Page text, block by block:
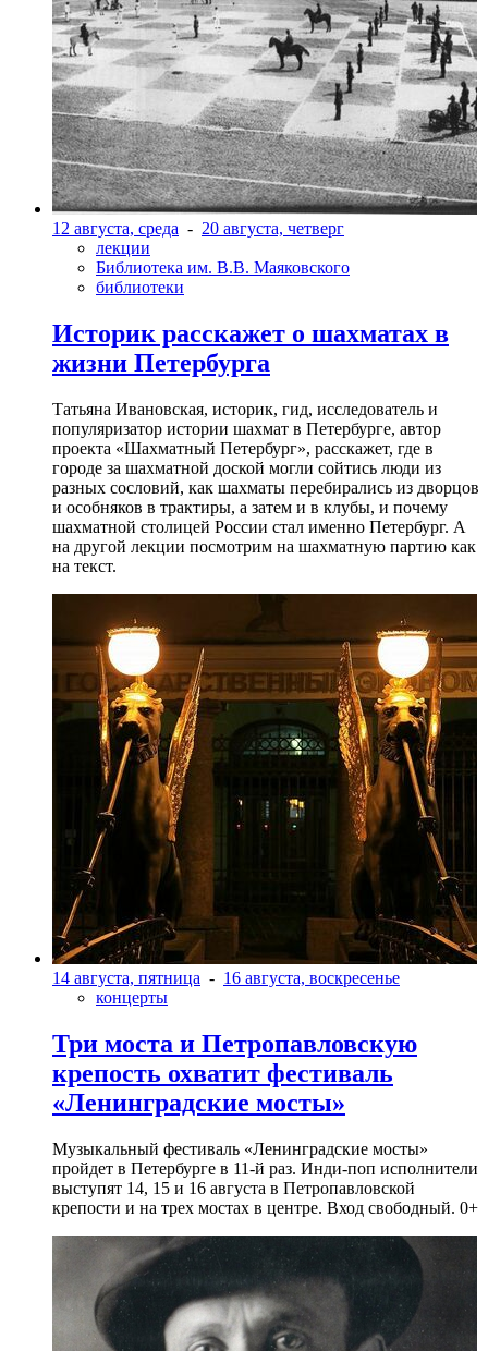
12 августа, среда - 20 августа, четверг
лекции
Библиотека им. В.В. Маяковского
библиотеки
Историк расскажет о шахматах в
жизни Петербурга
Татьяна Ивановская, историк, гид, исследователь и
популяризатор истории шахмат в Петербурге, автор
проекта «Шахматный Петербург», расскажет, где в
городе за шахматной доской могли сойтись люди из
разных сословий, как шахматы перебирались из дворцов
и особняков в трактиры, а затем и в клубы, и почему
шахматной столицей России стал именно Петербург. А
на другой лекции посмотрим на шахматную партию как
на текст.
14 августа, пятница - 16 августа, воскресенье
концерты
Три моста и Петропавловскую
крепость охватит фестиваль
«Ленинградские мосты»
Музыкальный фестиваль «Ленинградские мосты»
пройдет в Петербурге в 11-й раз. Инди-поп исполнители
выступят 14, 15 и 16 августа в Петропавловской
крепости и на трех мостах в центре. Вход свободный. 0+